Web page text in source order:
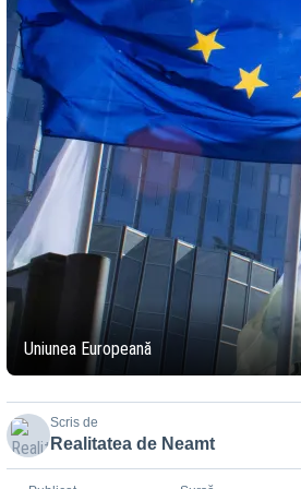
Uniunea Europeană
Scris de
Realitatea de Neamt